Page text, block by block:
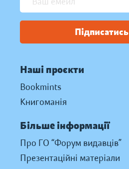
Підписатись
Наші проєкти
Bookmints
Книгоманія
Більше інформації
Про ГО “Форум видавців”
Презентаційні матеріали